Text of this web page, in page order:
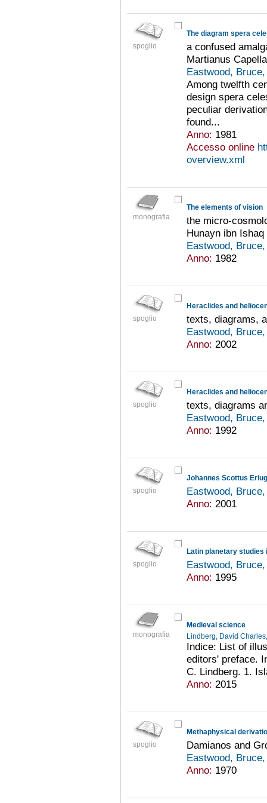
spoglio
The diagram spera
a confused
Martianus Capella
Eastwood,
Among twelfth
design spera
peculiar
found...
Anno: 1981
Accesso online
overview.xml
monografia
The elements of vision
the micro-
Hunayn ibn Ishaq
Eastwood,
Anno: 1982
spoglio
Heraclides and
texts, diagrams,
Eastwood,
Anno: 2002
spoglio
Heraclides and
texts, diagrams
Eastwood,
Anno: 1992
spoglio
Eastwood,
Anno: 2001
spoglio
Latin planetary studies
Eastwood,
Anno: 1995
monografia
Medieval science
Lindberg, David
Indice: List of
editors' preface.
C. Lindberg. 1.
Anno: 2015
spoglio
Methaphysical
Damianos and
Eastwood,
Anno: 1970